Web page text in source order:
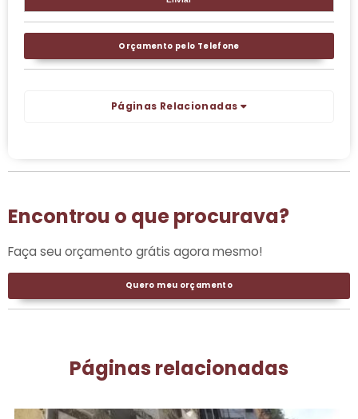
Orçamento pelo Telefone
Páginas Relacionadas
Encontrou o que procurava?
Faça seu orçamento grátis agora mesmo!
Quero meu orçamento
Páginas relacionadas